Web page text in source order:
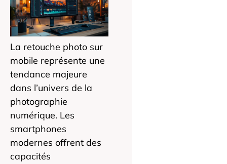
La retouche photo sur
mobile représente une
tendance majeure
dans l’univers de la
photographie
numérique. Les
smartphones
modernes offrent des
capacités